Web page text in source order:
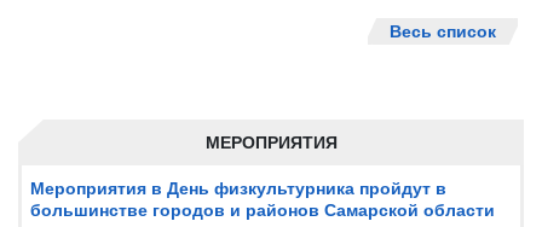
МЕРОПРИЯТИЯ
Мероприятия в День физкультурника пройдут в
большинстве городов и районов Самарской области
Весь список